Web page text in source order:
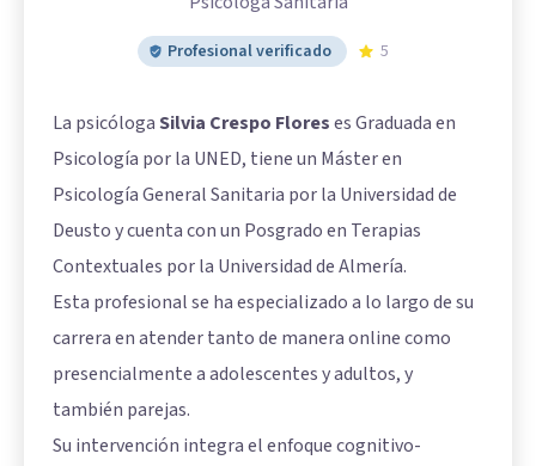
Profesional verificado 5
La psicólogaSilvia Crespo Floreses Graduada en
Psicología por la UNED, tiene un Máster en
Psicología General Sanitaria por la Universidad de
Deusto y cuenta con un Posgrado en Terapias
Contextuales por la Universidad de Almería.
Esta profesional se ha especializado a lo largo de su
carrera en atender tanto de manera online como
presencialmente a adolescentes y adultos, y
también parejas.
Su intervención integra el enfoque cognitivo-